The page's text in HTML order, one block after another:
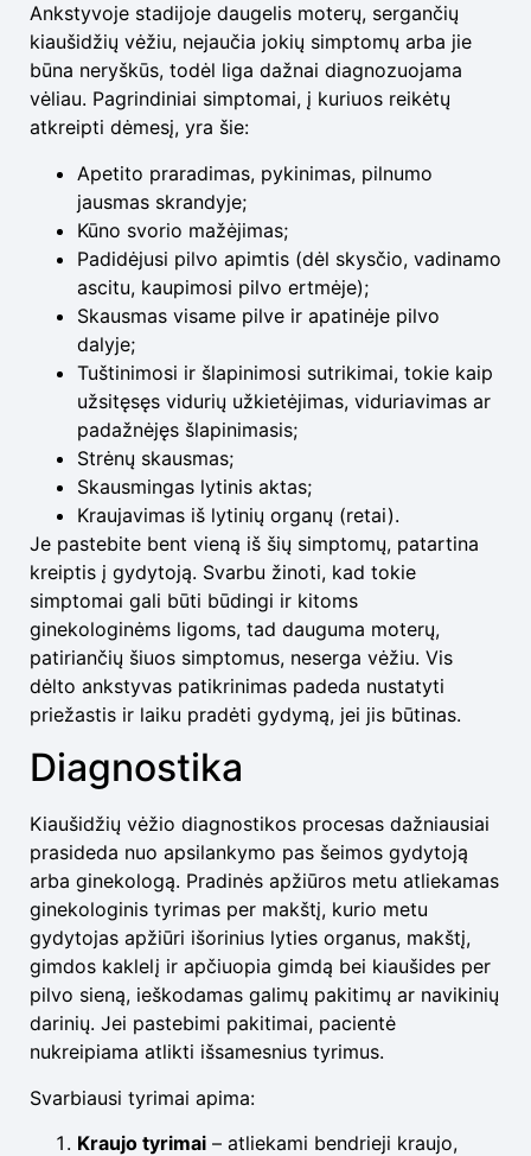
Ankstyvoje stadijoje daugelis moterų, sergančių
kiaušidžių vėžiu, nejaučia jokių simptomų arba jie
būna neryškūs, todėl liga dažnai diagnozuojama
vėliau. Pagrindiniai simptomai, į kuriuos reikėtų
atkreipti dėmesį, yra šie:
Apetito praradimas, pykinimas, pilnumo
jausmas skrandyje;
Kūno svorio mažėjimas;
Padidėjusi pilvo apimtis (dėl skysčio, vadinamo
ascitu, kaupimosi pilvo ertmėje);
Skausmas visame pilve ir apatinėje pilvo
dalyje;
Tuštinimosi ir šlapinimosi sutrikimai, tokie kaip
užsitęsęs vidurių užkietėjimas, viduriavimas ar
padažnėjęs šlapinimasis;
Strėnų skausmas;
Skausmingas lytinis aktas;
Kraujavimas iš lytinių organų (retai).
Je pastebite bent vieną iš šių simptomų, patartina
kreiptis į gydytoją. Svarbu žinoti, kad tokie
simptomai gali būti būdingi ir kitoms
ginekologinėms ligoms, tad dauguma moterų,
patiriančių šiuos simptomus, neserga vėžiu. Vis
dėlto ankstyvas patikrinimas padeda nustatyti
priežastis ir laiku pradėti gydymą, jei jis būtinas.
Diagnostika
Kiaušidžių vėžio diagnostikos procesas dažniausiai
prasideda nuo apsilankymo pas šeimos gydytoją
arba ginekologą. Pradinės apžiūros metu atliekamas
ginekologinis tyrimas per makštį, kurio metu
gydytojas apžiūri išorinius lyties organus, makštį,
gimdos kaklelį ir apčiuopia gimdą bei kiaušides per
pilvo sieną, ieškodamas galimų pakitimų ar navikinių
darinių. Jei pastebimi pakitimai, pacientė
nukreipiama atlikti išsamesnius tyrimus.
Svarbiausi tyrimai apima:
Kraujo tyrimai – atliekami bendrieji kraujo,